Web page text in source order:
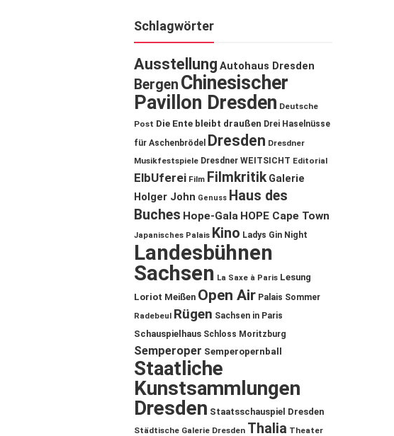
Schlagwörter
Ausstellung Autohaus Dresden
Bergen Chinesischer
Pavillon Dresden Deutsche
Post Die Ente bleibt draußen Drei Haselnüsse
für Aschenbrödel
Dresden Dresdner
Musikfestspiele Dresdner WEITSICHT Editorial
ElbUferei Film Filmkritik Galerie
Holger John Genuss Haus des
Buches Hope-Gala HOPE Cape Town
Japanisches Palais Kino Ladys Gin Night
Landesbühnen
Sachsen La Saxe à Paris Lesung
Loriot Meißen Open Air Palais Sommer
Radebeul Rügen Sachsen in Paris
Schauspielhaus Schloss Moritzburg
Semperoper Semperopernball
Staatliche
Kunstsammlungen
Dresden Staatsschauspiel Dresden
Städtische Galerie Dresden Thalia Theater